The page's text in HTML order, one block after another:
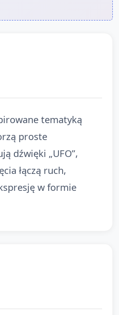
tematyką
proste
dźwięki „UFO”,
łączą ruch,
w formie